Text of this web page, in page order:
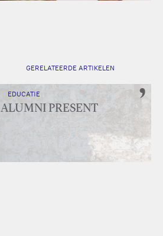
GERELATEERDE ARTIKELEN
EDUCATIE
ALUMNI PRESENT